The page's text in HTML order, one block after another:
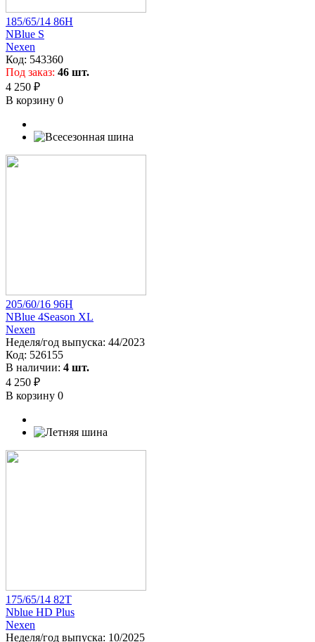
185/65/14 86H
NBlue S
Nexen
Код: 543360
Под заказ: 46 шт.
4 250 ₽
В корзину 0
205/60/16 96H
NBlue 4Season XL
Nexen
Неделя/год выпуска: 44/2023
Код: 526155
В наличии: 4 шт.
4 250 ₽
В корзину 0
175/65/14 82T
Nblue HD Plus
Nexen
Неделя/год выпуска: 10/2025